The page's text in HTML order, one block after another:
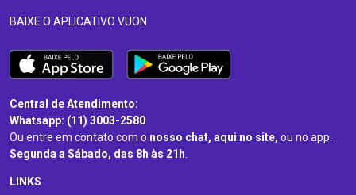
BAIXE O APLICATIVO VUON
Central de Atendimento:
Whatsapp: (11) 3003-2580
Ou entre em contato com o nosso chat, aqui no site, ou no app.
Segunda a Sábado, das 8h às 21h.
LINKS